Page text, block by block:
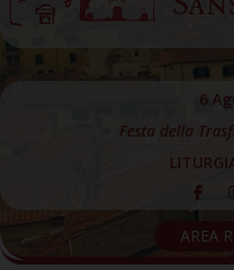
6
Festa della
AREA